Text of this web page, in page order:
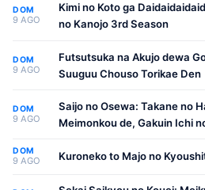
DOM
9 AGO
Kimi no Koto ga
no Kanojo 3rd Season
DOM
9 AGO
Futsutsuka na Akujo dewa
Suuguu Chouso Torikae Den
DOM
9 AGO
Saijo no Osewa: Takane no
Meimonkou de, Gakuin Ichi
Osewa suru Koto ni
DOM
9 AGO Kuroneko to Majo no